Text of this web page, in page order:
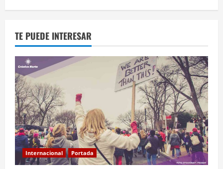
TE PUEDE INTERESAR
Internacional Portada